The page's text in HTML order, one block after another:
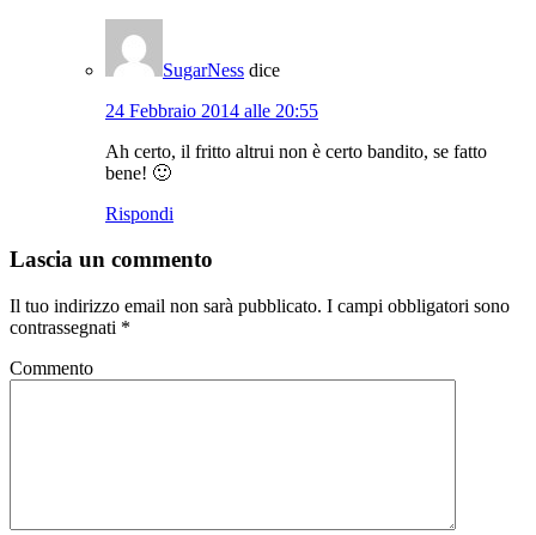
SugarNess dice
24 Febbraio 2014 alle 20:55
Ah certo, il fritto altrui non è certo bandito, se fatto
bene! 🙂
Rispondi
Lascia un commento
Il tuo indirizzo email non sarà pubblicato. I campi obbligatori sono
contrassegnati *
Commento